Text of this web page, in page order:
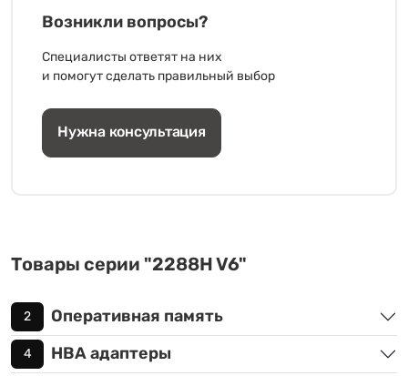
Возникли вопросы?
Специалисты ответят на них
и помогут сделать правильный выбор
Нужна консультация
Товары серии "2288H V6"
2 Оперативная память
4 HBA адаптеры